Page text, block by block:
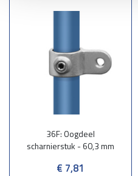
36F: Oogdeel
scharnierstuk - 60,3 mm
€ 7,81